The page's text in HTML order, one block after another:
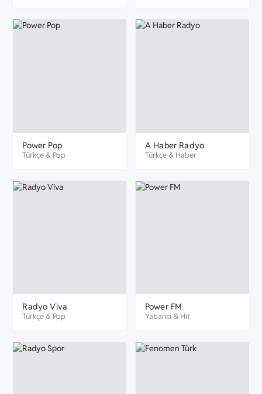
Power Pop
Türkçe& Pop
A Haber Radyo
Türkçe& Haber
Radyo Viva
Türkçe& Pop
Power FM
Yabancı & Hit